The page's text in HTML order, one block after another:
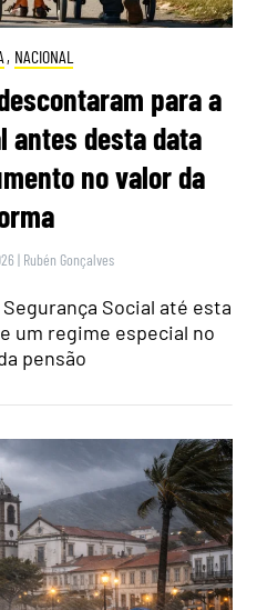
, NACIONAL
para a
antes desta data
no valor da
| Rubén Gonçalves
Social até esta
um regime especial no
pensão